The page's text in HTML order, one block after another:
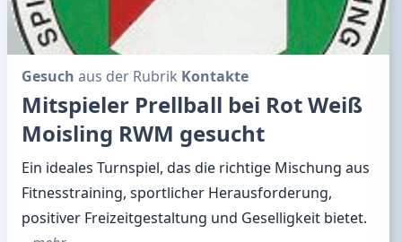
Gesuch aus der Rubrik Kontakte
Mitspieler Prellball bei Rot Weiß
Moisling RWM gesucht
Ein ideales Turnspiel, das die richtige Mischung aus
Fitnesstraining, sportlicher Herausforderung,
positiver Freizeitgestaltung und Geselligkeit bietet.